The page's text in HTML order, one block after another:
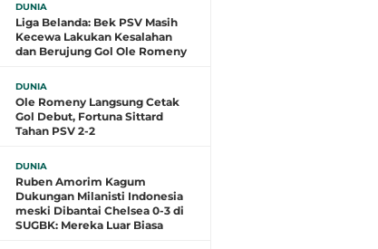
DUNIA
Liga Belanda: Bek PSV Masih
Kecewa Lakukan Kesalahan
dan Berujung Gol Ole Romeny
DUNIA
Ole Romeny Langsung Cetak
Gol Debut, Fortuna Sittard
Tahan PSV 2-2
DUNIA
Ruben Amorim Kagum
Dukungan Milanisti Indonesia
meski Dibantai Chelsea 0-3 di
SUGBK: Mereka Luar Biasa